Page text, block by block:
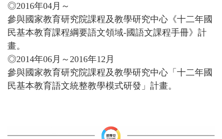
◎2016年04月～
參與國家教育研究院課程及教學研究中心《十二年國
民基本教育課程綱要語文領域-國語文課程手冊》計
畫。
◎2014年06月～2016年12月
參與國家教育研究院課程及教學研究中心「十二年國
民基本教育語文統整教學模式研發」計畫。